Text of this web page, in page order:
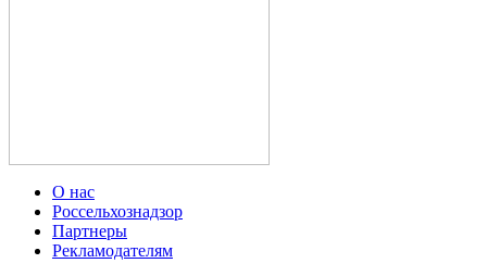
О нас
Россельхознадзор
Партнеры
Рекламодателям